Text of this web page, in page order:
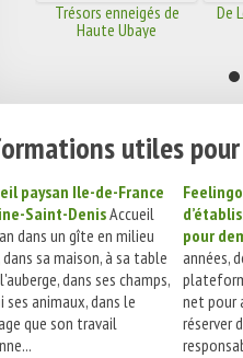
Trésors enneigés de
Haute Ubaye
De
utiles
paysan Ile-de-France
Saint-DenisAccueil
dans un gîte en milieu
dans sa maison, à sa table
dans ses champs,
ses animaux, dans le
que son travail
pour
années,
net pour
réserver